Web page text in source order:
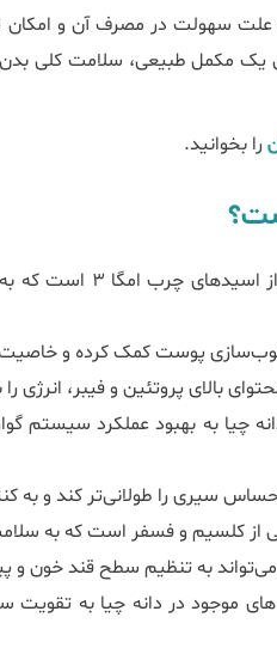
علت سهولت در مصرف آن و امکان
یک مکمل طبیعی، سلامت کلی
را بخوانید.
دانه چیا سرشار از
پوست کمک کرده و
بالای پروتئین و فیبر، انرژی
چیا به بهبود عملکرد سیستم
سیری را طولانی‌تر کند و به
از کلسیم و فسفر است که به
به تنظیم سطح قند خون و
موجود در دانه چیا به